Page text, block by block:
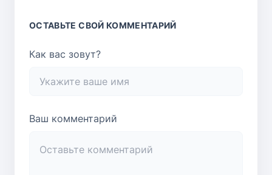
ОСТАВЬТЕ СВОЙ КОММЕНТАРИЙ
Как вас зовут?
Ваш комментарий